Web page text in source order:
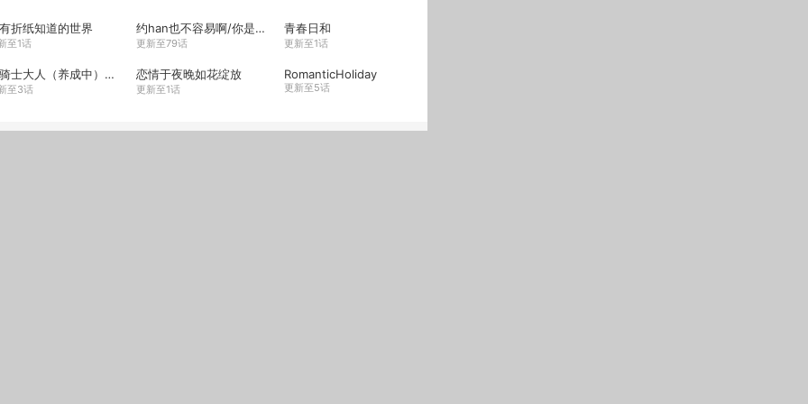
折纸知道的世界
至1话
约han也不容易啊/你是我的copycat
更新至79话
青春日和
更新至1话
和骑士大人（养成中）同居！
至3话
恋情于夜晚如花绽放
更新至1话
RomanticHoliday
更新至5话